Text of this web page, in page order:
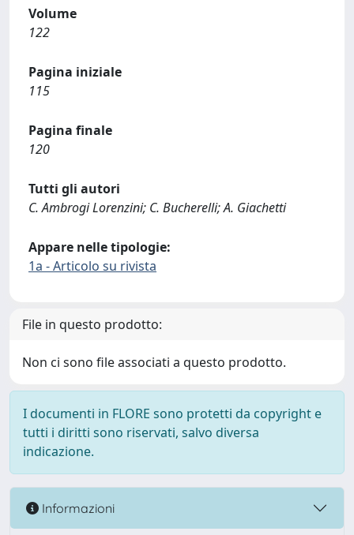
Volume
122
Pagina iniziale
115
Pagina finale
120
Tutti gli autori
C. Ambrogi Lorenzini; C. Bucherelli; A. Giachetti
Appare nelle tipologie:
1a - Articolo su rivista
File in questo prodotto:
Non ci sono file associati a questo prodotto.
I documenti in FLORE sono protetti da copyright e
tutti i diritti sono riservati, salvo diversa
indicazione.
Informazioni